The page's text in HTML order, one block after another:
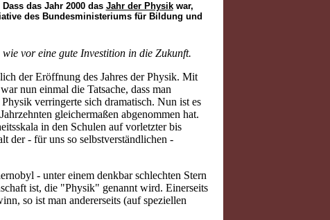
das Jahr 2000 das Jahr der Physikwar,
des Bundesministeriums für Bildung und
vor eine gute Investition in die Zukunft.
der Eröffnung des Jahres der Physik. Mit
nun einmal die Tatsache, dass man
verringerte sich dramatisch. Nun ist es
gleichermaßen abgenommen hat.
in den Schulen auf vorletzter bis
der - für uns so selbstverständlichen -
- unter einem denkbar schlechten Stern
ist, die "Physik" genannt wird. Einerseits
so ist man andererseits (auf speziellen